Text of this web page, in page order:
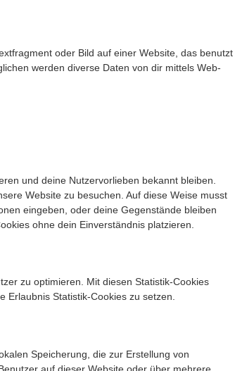
oder Bild auf einer Website, das benutzt
werden diverse Daten von dir mittels Web-
und deine Nutzervorlieben bekannt bleiben.
Website zu besuchen. Auf diese Weise musst
eingeben, oder deine Gegenstände bleiben
ohne dein Einverständnis platzieren.
zu optimieren. Mit diesen Statistik-Cookies
Erlaubnis Statistik-Cookies zu setzen.
Speicherung, die zur Erstellung von
auf dieser Website oder über mehrere